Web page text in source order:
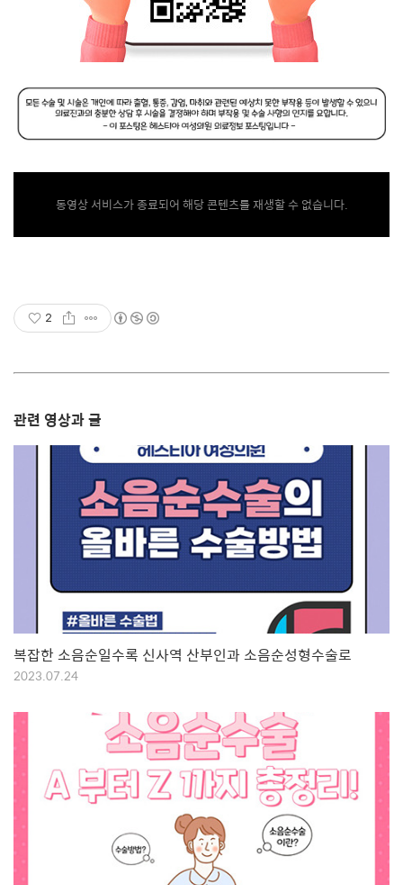
동영상 서비스가 종료되어 해당 콘텐츠를 재생할 수 없습니다.
2
관련 영상과 글
복잡한 소음순일수록 신사역 산부인과 소음순성형수술로
2023.07.24